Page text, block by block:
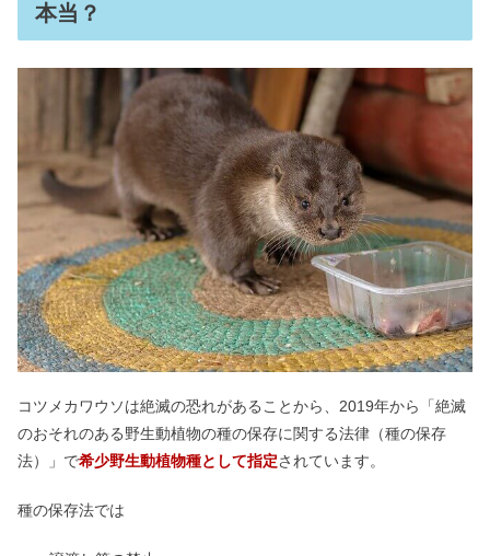
本当？
コツメカワウソは絶滅の恐れがあることから、2019年から「絶滅
のおそれのある野生動植物の種の保存に関する法律（種の保存
法）」で希少野生動植物種として指定されています。
種の保存法では